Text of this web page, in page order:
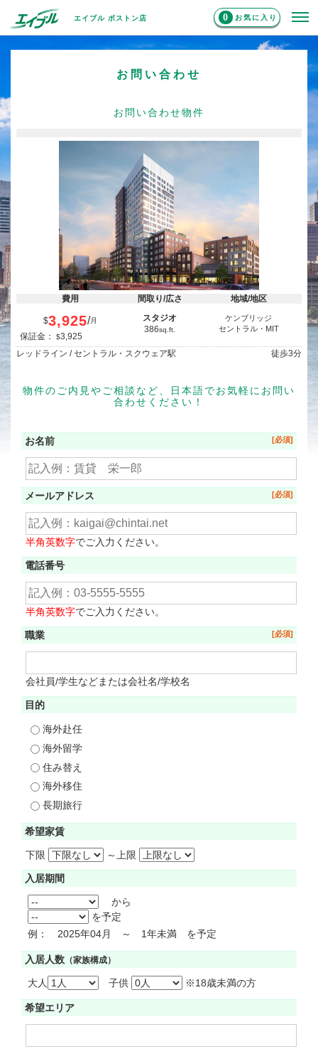
エイブル ボストン店 0 お気に入り
お問い合わせ
お問い合わせ物件
費用 間取り/広さ 地域/地区
$3,925/月
保証金： $3,925
スタジオ
386sq.ft.
ケンブリッジ
セントラル・MIT
レッドライン / セントラル・スクウェア駅 徒歩3分
物件のご内見やご相談など、日本語でお気軽にお問い
合わせください！
お名前
メールアドレス
半角英数字でご入力ください。
電話番号
半角英数字でご入力ください。
職業
会社員/学生などまたは会社名/学校名
目的
海外赴任
海外留学
住み替え
海外移住
長期旅行
希望家賃
下限 ～ 上限
入居期間
から
を予定
例： 2025年04月 ～ 1年未満 を予定
入居人数 （家族構成）
大人 子供 ※18歳未満の方
希望エリア